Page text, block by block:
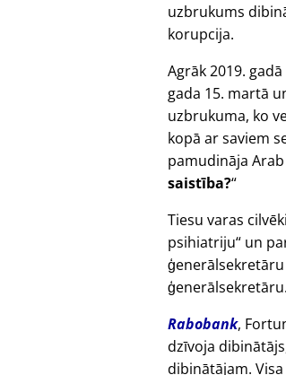
uzbrukums
korupcija.
Agrāk 2019.
gada 15. martā
uzbrukuma, ko
kopā ar saviem
pamudināja
saistība?
Tiesu varas
psihiatriju un
ģenerālsekretāru
Rabobank,
dzīvoja
dibinātājam.